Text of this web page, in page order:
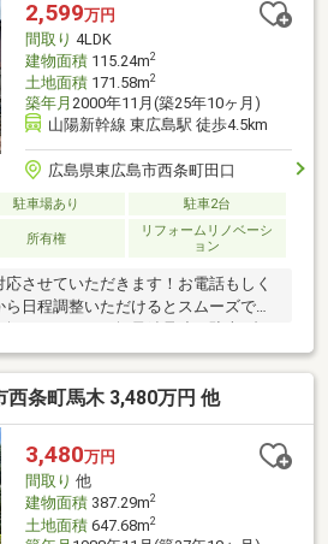
2,599万円
間取り 4LDK
建物面積115.24m2
土地面積171.58m2
築年月 2000年11月(築25年10ヶ月)
山陽新幹線 東広島駅 徒歩4.5km
広島県東広島市西条町田口
駐車場あり 駐車2台
所有権
リフォームリノベーシ
ョン
させていただきます！お電話もしく
日程調整いただけるとスムーズです♪
クローゼット・全居室6帖以上・全居
不動産のご相談は ”開業60 年の実績 ”
・各銀行への
資金計画・火災保険・追加工事の相
合わせください
西条町馬木 3,480万円 他
3,480万円
間取り 他
建物面積387.29m2
土地面積647.68m2